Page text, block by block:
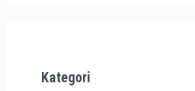
Kategori